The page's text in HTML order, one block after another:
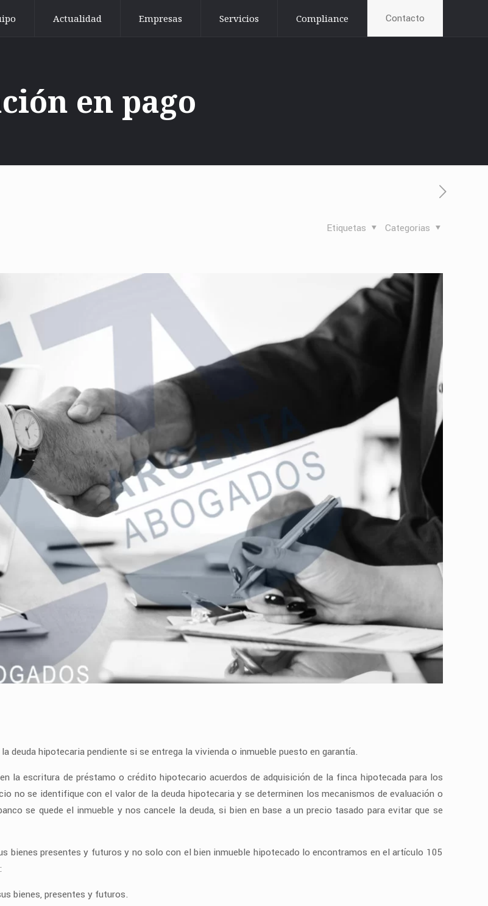
Actualidad Empresas Servicios Compliance Contacto
en pago
Categorias
Etiquetas
deuda hipotecaria pendiente si se entrega la vivienda o inmueble puesto en garantía.
la escritura de préstamo o crédito hipotecario acuerdos de adquisición de la finca hipotecada para los
no se identifique con el valor de la deuda hipotecaria y se determinen los mecanismos de evaluación o
se quede el inmueble y nos cancele la deuda, si bien en base a un precio tasado para evitar que se
bienes presentes y futuros y no solo con el bien inmueble hipotecado lo encontramos en el artículo 105
bienes, presentes y futuros.